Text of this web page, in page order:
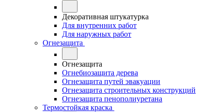
Декоративная штукатурка
Для внутренних работ
Для наружных работ
Огнезащита
Огнезащита
Огнебиозащита дерева
Огнезащита путей эвакуации
Огнезащита строительных конструкций
Огнезащита пенополиуретана
Термостойкая краска